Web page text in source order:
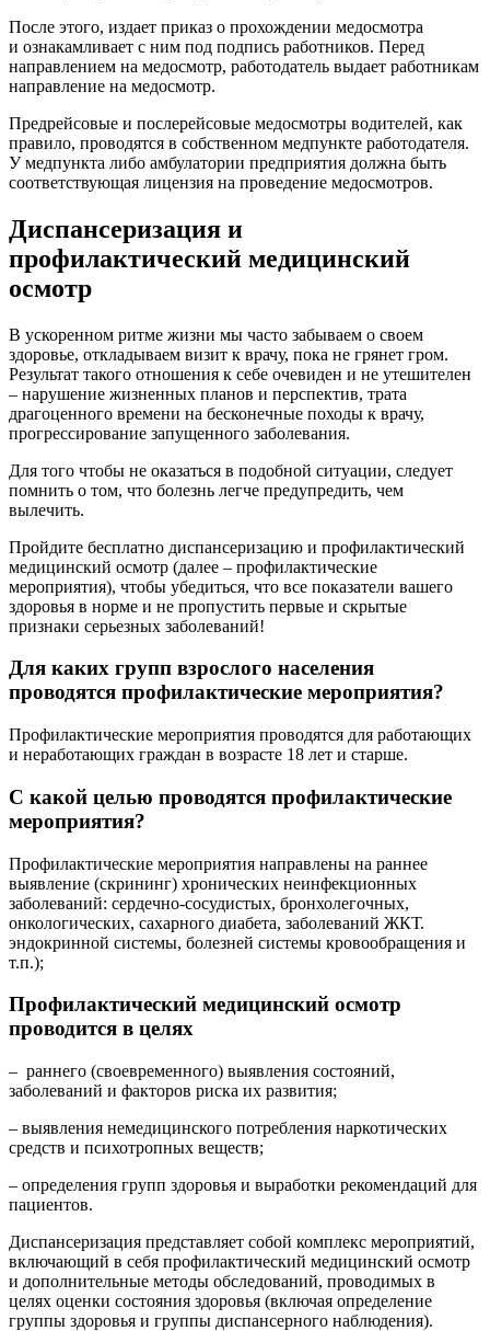
После этого, издает приказ о прохождении медосмотра
и ознакамливает с ним под подпись работников. Перед
направлением на медосмотр, работодатель выдает работникам
направление на медосмотр.
Предрейсовые и послерейсовые медосмотры водителей, как
правило, проводятся в собственном медпункте работодателя.
У медпункта либо амбулатории предприятия должна быть
соответствующая лицензия на проведение медосмотров.
Диспансеризация и
профилактический медицинский
осмотр
В ускоренном ритме жизни мы часто забываем о своем
здоровье, откладываем визит к врачу, пока не грянет гром.
Результат такого отношения к себе очевиден и не утешителен
– нарушение жизненных планов и перспектив, трата
драгоценного времени на бесконечные походы к врачу,
прогрессирование запущенного заболевания.
Для того чтобы не оказаться в подобной ситуации, следует
помнить о том, что болезнь легче предупредить, чем
вылечить.
Пройдите бесплатно диспансеризацию и профилактический
медицинский осмотр (далее – профилактические
мероприятия), чтобы убедиться, что все показатели вашего
здоровья в норме и не пропустить первые и скрытые
признаки серьезных заболеваний!
Для каких групп взрослого населения
проводятся профилактические мероприятия?
Профилактические мероприятия проводятся для работающих
и неработающих граждан в возрасте 18 лет и старше.
С какой целью проводятся профилактические
мероприятия?
Профилактические мероприятия направлены на раннее
выявление (скрининг) хронических неинфекционных
заболеваний: сердечно-сосудистых, бронхолегочных,
онкологических, сахарного диабета, заболеваний ЖКТ.
эндокринной системы, болезней системы кровообращения и
т.п.);
Профилактический медицинский осмотр
проводится в целях
– раннего (своевременного) выявления состояний,
заболеваний и факторов риска их развития;
– выявления немедицинского потребления наркотических
средств и психотропных веществ;
– определения групп здоровья и выработки рекомендаций для
пациентов.
Диспансеризация представляет собой комплекс мероприятий,
включающий в себя профилактический медицинский осмотр
и дополнительные методы обследований, проводимых в
целях оценки состояния здоровья (включая определение
группы здоровья и группы диспансерного наблюдения).